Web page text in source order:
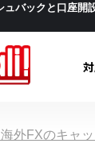
ュバックと口座開
外FXのキャ